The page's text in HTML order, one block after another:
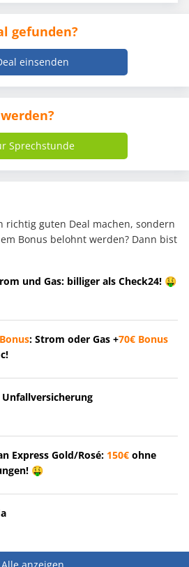
gefunden?
einsenden
Sprechstunde
guten Deal machen, sondern
Bonus belohnt werden? Dann bist
und Gas: billiger als Check24! 🤑
Bonus: Strom oder Gas +70€ Bonus
Express Gold/Rosé: 150€ ohne
🤑